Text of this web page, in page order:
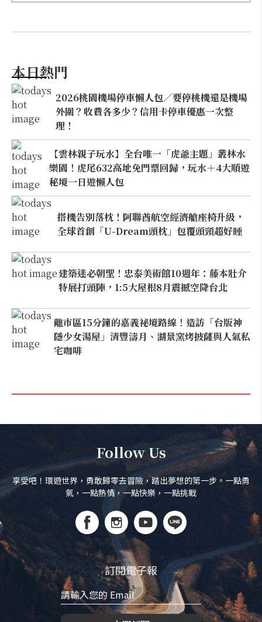
本日熱門
2026桃園機場停車懶人包／要停桃機還是機場
外圍？收費各多少？信用卡停車優惠一次整
理！
【雲林親子玩水】全台唯一「虎爺主題」叢林水
樂園！虎尾632高地免門票回歸，玩水＋4大順遊
秘境一日遊懶人包
搭機告別落枕！阿聯酋航空經濟艙座椅升級，
全球首創「U-Dream頭枕」包覆頭頸超好睡
建築迷必朝聖！忠泰美術館10週年：藤本壯介
特展打頭陣，1:5大屋根8月震撼空降台北
離市區15分鐘的嘉義祕境路線！造訪「台版神
隱少女湯屋」清豐濤月、湖景窯烤披薩與人氣私
宅咖啡
Follow Us
享受吧！環遊世界，勇敢歸零去冒險，踏出夢想的第一步。一點勇
氣，一點熱情，一點快樂，一點挑戰
訂閱電子報